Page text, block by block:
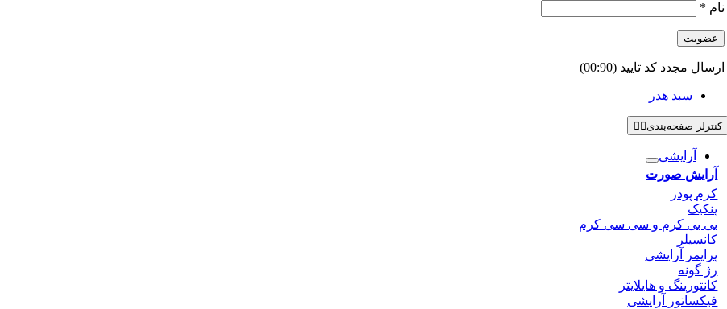
نام *
عضویت
ارسال مجدد کد تایید (00:
90
)
سبد هدر
کنترلر صفحه‌بندی
آرایشی
آرایش صورت
کرم پودر
پنکیک
بی بی کرم و سی سی کرم
کانسیلر
پرایمر آرایشی
رژ گونه
کانتورینگ و هایلایتر
فیکساتور آرایشی